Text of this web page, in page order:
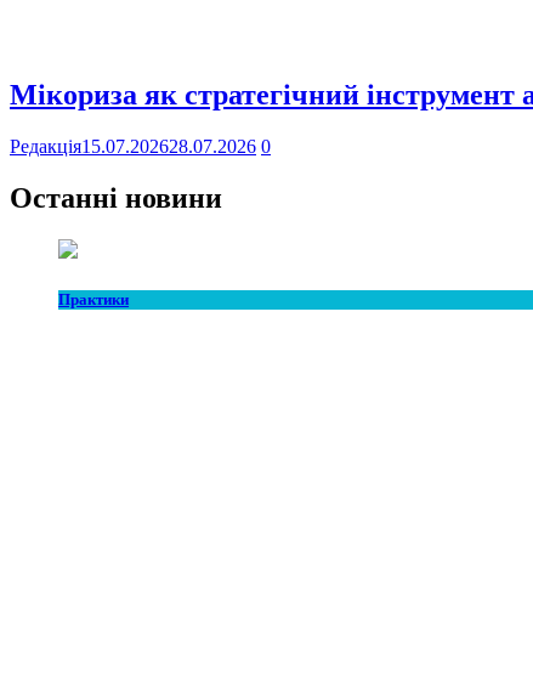
Мікориза як стратегічний інструмент
Редакція15.07.202628.07.2026 0
Останні новини
Практики